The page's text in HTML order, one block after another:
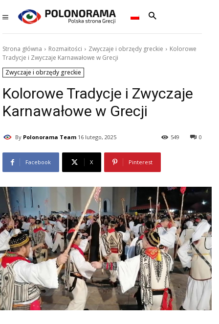
Strona główna Rozmaitości Zwyczaje i obrzędy greckie
Kolorowe
Tradycje i Zwyczaje Karnawałowe w Grecji
Zwyczaje i obrzędy greckie
Kolorowe Tradycje i Zwyczaje
Karnawałowe w Grecji
By Polonorama Team 16 lutego, 2025 0
549
Facebook X Pinterest